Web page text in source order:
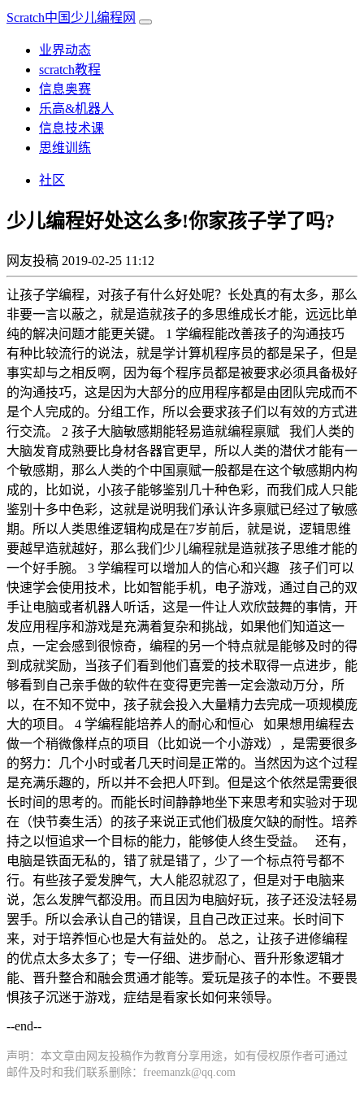
Scratch中国少儿编程网
业界动态
scratch教程
信息奥赛
乐高&机器人
信息技术课
思维训练
社区
少儿编程好处这么多!你家孩子学了吗?
网友投稿 2019-02-25 11:12
让孩子学编程，对孩子有什么好处呢？长处真的有太多，那么
非要一言以蔽之，就是造就孩子的多思维成长才能，远远比单
纯的解决问题才能更关键。 1 学编程能改善孩子的沟通技巧
有种比较流行的说法，就是学计算机程序员的都是呆子，但是
事实却与之相反啊，因为每个程序员都是被要求必须具备极好
的沟通技巧，这是因为大部分的应用程序都是由团队完成而不
是个人完成的。分组工作，所以会要求孩子们以有效的方式进
行交流。 2 孩子大脑敏感期能轻易造就编程禀赋 我们人类的
大脑发育成熟要比身材各器官更早，所以人类的潜伏才能有一
个敏感期，那么人类的个中国禀赋一般都是在这个敏感期内构
成的，比如说，小孩子能够鉴别几十种色彩，而我们成人只能
鉴别十多中色彩，这就是说明我们承认许多禀赋已经过了敏感
期。所以人类思维逻辑构成是在7岁前后，就是说，逻辑思维
要越早造就越好，那么我们少儿编程就是造就孩子思维才能的
一个好手腕。 3 学编程可以增加人的信心和兴趣 孩子们可以
快速学会使用技术，比如智能手机，电子游戏，通过自己的双
手让电脑或者机器人听话，这是一件让人欢欣鼓舞的事情，开
发应用程序和游戏是充满着复杂和挑战，如果他们知道这一
点，一定会感到很惊奇，编程的另一个特点就是能够及时的得
到成就奖励，当孩子们看到他们喜爱的技术取得一点进步，能
够看到自己亲手做的软件在变得更完善一定会激动万分，所
以，在不知不觉中，孩子就会投入大量精力去完成一项规模庞
大的项目。 4 学编程能培养人的耐心和恒心 如果想用编程去
做一个稍微像样点的项目（比如说一个小游戏），是需要很多
的努力：几个小时或者几天时间是正常的。当然因为这个过程
是充满乐趣的，所以并不会把人吓到。但是这个依然是需要很
长时间的思考的。而能长时间静静地坐下来思考和实验对于现
在（快节奏生活）的孩子来说正式他们极度欠缺的耐性。培养
持之以恒追求一个目标的能力，能够使人终生受益。 还有，
电脑是铁面无私的，错了就是错了，少了一个标点符号都不
行。有些孩子爱发脾气，大人能忍就忍了，但是对于电脑来
说，怎么发脾气都没用。而且因为电脑好玩，孩子还没法轻易
罢手。所以会承认自己的错误，且自己改正过来。长时间下
来，对于培养恒心也是大有益处的。 总之，让孩子进修编程
的优点太多太多了；专一仔细、进步耐心、晋升形象逻辑才
能、晋升整合和融会贯通才能等。爱玩是孩子的本性。不要畏
惧孩子沉迷于游戏，症结是看家长如何来领导。
--end--
声明：本文章由网友投稿作为教育分享用途，如有侵权原作者可通过
邮件及时和我们联系删除：freemanzk@qq.com